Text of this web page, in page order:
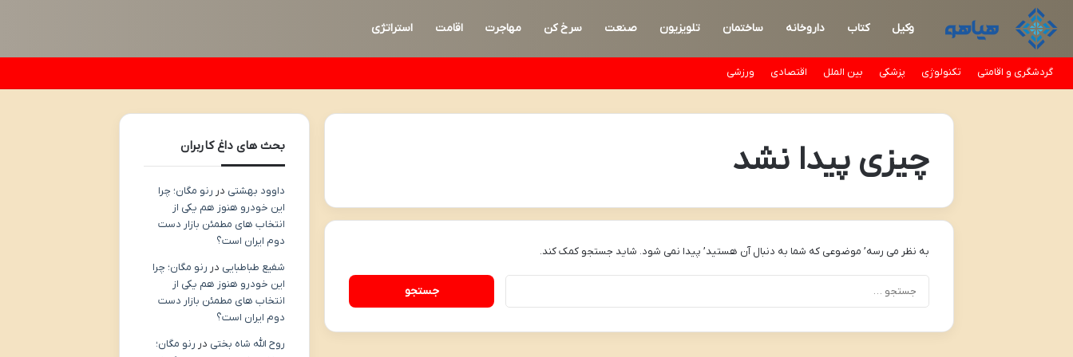
وکیل کتاب داروخانه ساختمان تلویزیون صنعت سرخ کن مهاجرت اقامت استراتژی
گردشگری و اقامتی تکنولوژی پزشکی بین الملل اقتصادی ورزشی
چیزی پیدا نشد
به نظر می رسه’ موضوعی که شما به دنبال آن هستید’ پیدا نمی شود. شاید جستجو کمک کند.
جستجو
برای:
بحث های داغ کاربران
داوود بهشتی در رنو مگان؛ چرا
این خودرو هنوز هم یکی از
انتخاب های مطمئن بازار دست
دوم ایران است؟
شفیع طباطبایی در رنو مگان؛ چرا
این خودرو هنوز هم یکی از
انتخاب های مطمئن بازار دست
دوم ایران است؟
روح الله شاه بختی در رنو مگان؛